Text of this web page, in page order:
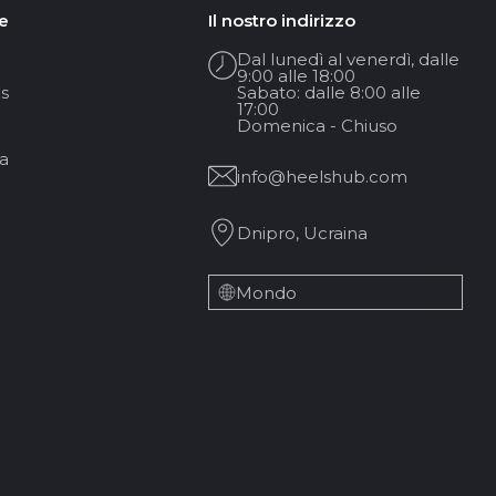
per l’uso in studio. Tutto dipende da quanto
importante del design.
I modelli rossi attirano l’attenzione e aggiungono
scarpe e ankle boots in diversi materiali, altezze e
Il nostro indirizzo
Dal lunedì al venerdì, dalle
9:00 alle 18:00
Sabato: dalle 8:00 alle
17:00
Domenica - Chiuso
info@heelshub.com
Dnipro, Ucraina
Mondo